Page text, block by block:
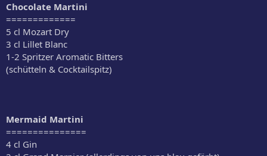
Chocolate Martini
=============
5 cl Mozart Dry
3 cl Lillet Blanc
1-2 Spritzer Aromatic Bitters
(schütteln & Cocktailspitz)
Mermaid Martini
===============
4 cl Gin